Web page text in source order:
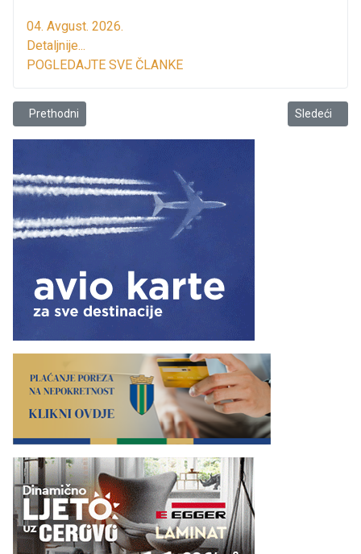
04. Avgust. 2026.
Detaljnije...
POGLEDAJTE SVE ČLANKE
Prethodni članak: Andreina godina uspjeha na muzičkoj sceni
Prethodni Sledeći
Sledeći